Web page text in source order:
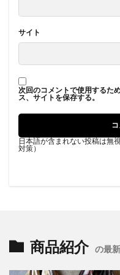
サイト
次回のコメントで使用するた
ス、サイトを保存する。
日本語が含まれない投稿は無
対策）
商品紹介 の最